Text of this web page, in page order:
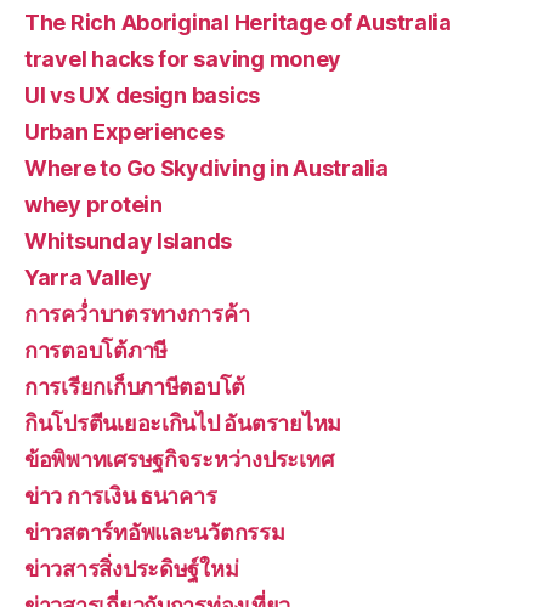
The Rich Aboriginal Heritage of Australia
travel hacks for saving money
UI vs UX design basics
Urban Experiences
Where to Go Skydiving in Australia
whey protein
Whitsunday Islands
Yarra Valley
การคว่ำบาตรทางการค้า
การตอบโต้ภาษี
การเรียกเก็บภาษีตอบโต้
กินโปรตีนเยอะเกินไป อันตรายไหม
ข้อพิพาทเศรษฐกิจระหว่างประเทศ
ข่าว การเงิน ธนาคาร
ข่าวสตาร์ทอัพและนวัตกรรม
ข่าวสารสิ่งประดิษฐ์ใหม่